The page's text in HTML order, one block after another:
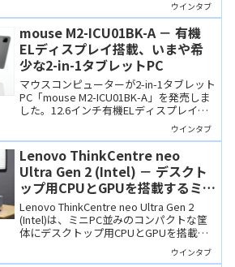
ルクス以上の室内光で充電でき、満充電
なら暗闇でも最大4か月使用可能です。
ウインタブ
mouse M2-ICU01BK-A － 有機
ELディスプレイ搭載、いまや希
少な2-in-1タブレットPC
マウスコンピューターが2-in-1タブレット
PC「mouse M2-ICU01BK-A」を発売しま
した。12.6インチ有機ELディスプレイと
Core i5-1335Uを搭載、メインPC用途に
も対応できる「いまや希少」な構成で
す。
ウインタブ
Lenovo ThinkCentre neo
Ultra Gen 2 (Intel) － デスクト
ップ用CPUとGPUを搭載するミニ
PC級コンパクトデスクトップ
Lenovo ThinkCentre neo Ultra Gen 2
(Intel)は、ミニPC並みのコンパクトな筐
体にデスクトップ用CPUとGPUを搭載し
た高性能PCです。ハイエンドなミニPCの
ウインタブ